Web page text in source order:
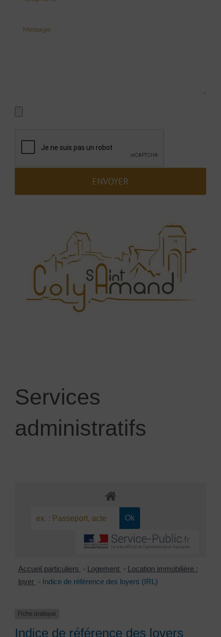
Services
administratifs
Accueil particuliers > Logement > Location immobilière :
loyer > Indice de référence des loyers (IRL)
Fiche pratique
Indice de référence des loyers